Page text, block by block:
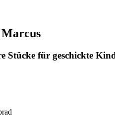
Stücke für geschickte